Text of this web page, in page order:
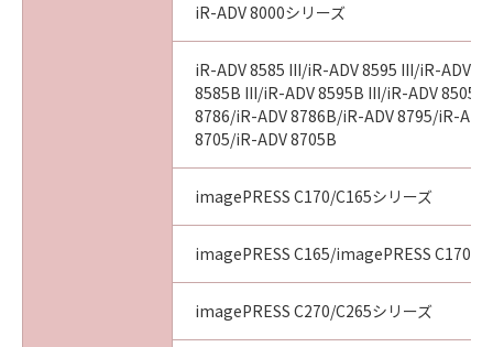
iR-ADV 8000シリーズ
iR-ADV 8585 III/iR-ADV 8595 III/iR-ADV
8585B III/iR-ADV 8595B III/iR-ADV 8505B
8786/iR-ADV 8786B/iR-ADV 8795/iR-
8705/iR-ADV 8705B
imagePRESS C170/C165シリーズ
imagePRESS C165/imagePRESS C170
imagePRESS C270/C265シリーズ